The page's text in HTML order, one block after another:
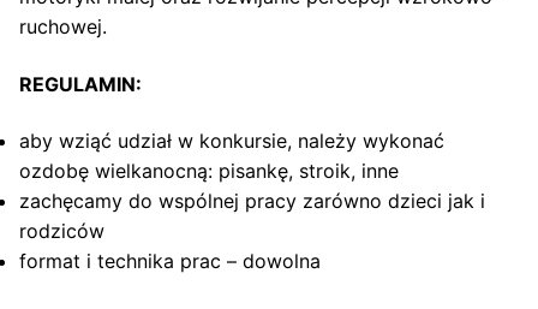
ruchowej.
REGULAMIN:
aby wziąć udział w konkursie, należy wykonać
ozdobę wielkanocną: pisankę, stroik, inne
zachęcamy do wspólnej pracy zarówno dzieci jak i
rodziców
format i technika prac – dowolna